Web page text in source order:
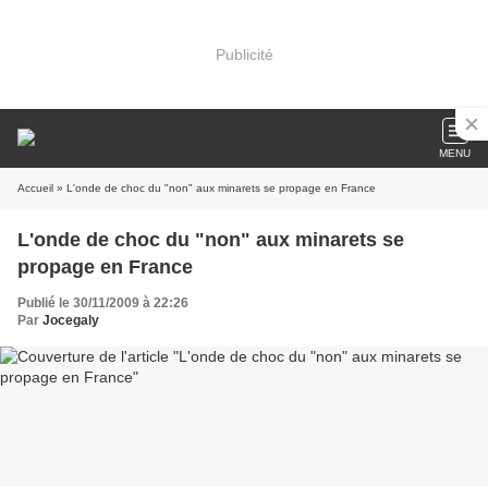
Publicité
MENU
Accueil » L'onde de choc du "non" aux minarets se propage en France
L'onde de choc du "non" aux minarets se
propage en France
Publié le 30/11/2009 à 22:26
Par Jocegaly